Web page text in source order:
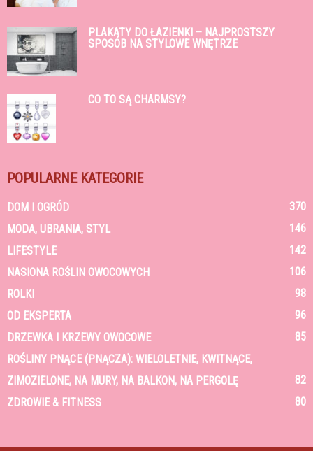
PLAKATY DO ŁAZIENKI – NAJPROSTSZY
SPOSÓB NA STYLOWE WNĘTRZE
CO TO SĄ CHARMSY?
POPULARNE KATEGORIE
DOM I OGRÓD
370
MODA, UBRANIA, STYL
146
LIFESTYLE
142
NASIONA ROŚLIN OWOCOWYCH
106
ROLKI
98
OD EKSPERTA
96
DRZEWKA I KRZEWY OWOCOWE
85
ROŚLINY PNĄCE (PNĄCZA): WIELOLETNIE, KWITNĄCE,
ZIMOZIELONE, NA MURY, NA BALKON, NA PERGOLĘ
82
ZDROWIE & FITNESS
80